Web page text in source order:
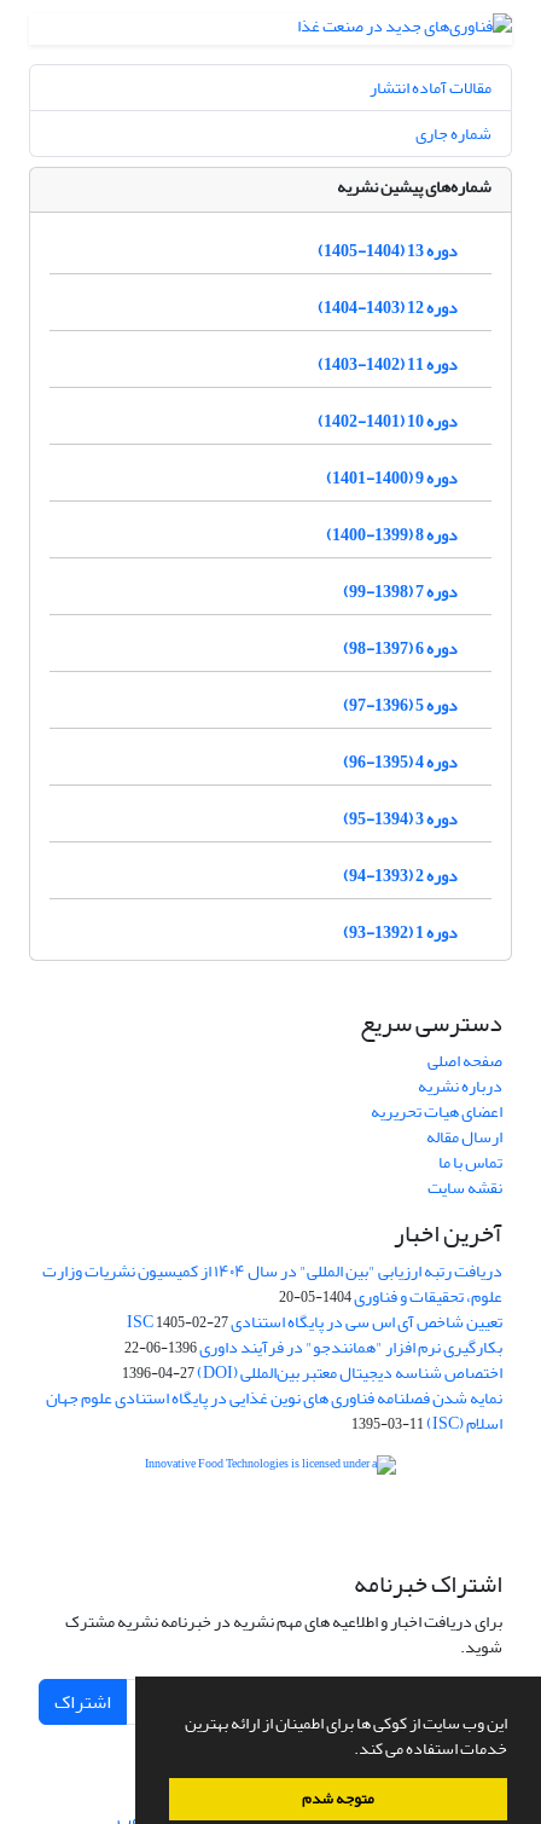
این وب سایت از کوکی ها برای اطمینان از ارائه بهترین
خدمات استفاده می کند.
متوجه شدم
مقالات آماده انتشار
شماره جاری
شماره‌های پیشین نشریه
دوره 13 (1404-1405)
دوره 12 (1403-1404)
دوره 11 (1402-1403)
دوره 10 (1401-1402)
دوره 9 (1400-1401)
دوره 8 (1399-1400)
دوره 7 (1398-99)
دوره 6 (1397-98)
دوره 5 (1396-97)
دوره 4 (1395-96)
دوره 3 (1394-95)
دوره 2 (1393-94)
دوره 1 (1392-93)
دسترسی سریع
صفحه اصلی
درباره نشریه
اعضای هیات تحریریه
ارسال مقاله
تماس با ما
نقشه سایت
آخرین اخبار
دریافت رتبه ارزیابی "بین المللی" در سال ۱۴۰۴ از کمیسیون نشریات وزارت
علوم، تحقیقات و فناوری1404-05-20
تعیین شاخص آی اس سی در پایگاه استنادی ISC1405-02-27
بکارگیری نرم افزار "همانندجو" در فرآیند داوری1396-06-22
اختصاص شناسه دیجیتال معتبر بین‌المللی (DOI) 1396-04-27
نمایه شدن فصلنامه فناوری های نوین غذایی در پایگاه استنادی علوم جهان
اسلام (ISC) 1395-03-11
اشتراک خبرنامه
برای دریافت اخبار و اطلاعیه های مهم نشریه در خبرنامه نشریه مشترک
شوید.
اشتراک